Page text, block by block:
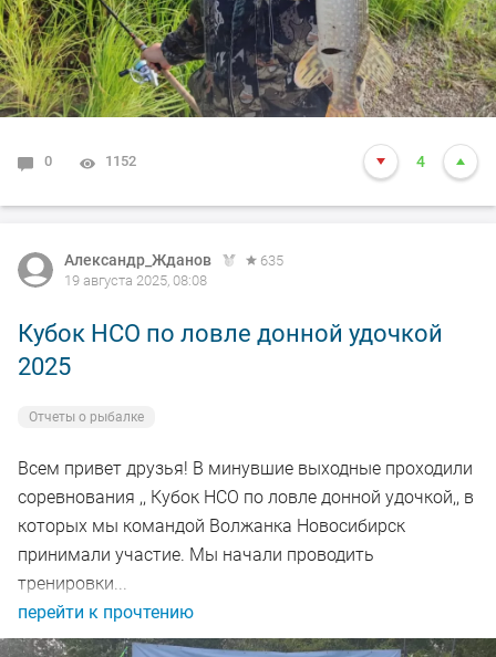
0 1152 4
Александр_Жданов
635
19 августа 2025, 08:08
Кубок НСО по ловле донной удочкой
2025
Отчеты о рыбалке
Всем привет друзья! В минувшие выходные проходили
соревнования ,, Кубок НСО по ловле донной удочкой,, в
которых мы командой Волжанка Новосибирск
принимали участие. Мы начали проводить
тренировки...
перейти к прочтению